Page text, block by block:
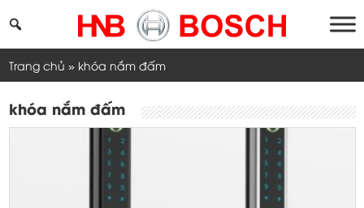
to
Trang chủ » khóa nắm đấm
khóa nắm đấm